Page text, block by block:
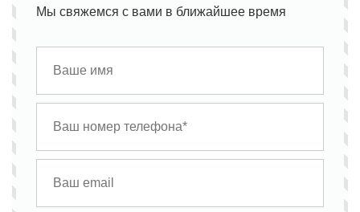
Мы свяжемся с вами в ближайшее время